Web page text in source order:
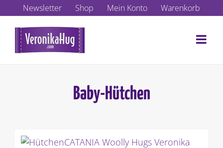
Inhalt
springen
Newsletter Shop Mein Konto Warenkorb
Baby-Hütchen
Zeige